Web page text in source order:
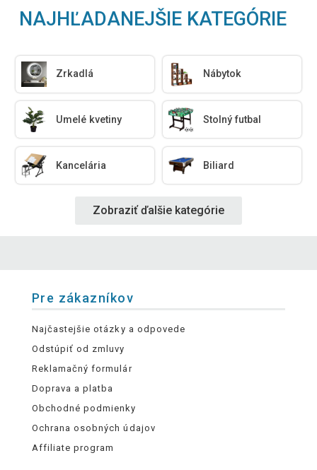
NAJHĽADANEJŠIE KATEGÓRIE
Zrkadlá Nábytok
Umelé kvetiny Stolný futbal
Kancelária Biliard
Zobraziť ďalšie kategórie
Pre zákazníkov
Najčastejšie otázky a odpovede
Odstúpiť od zmluvy
Reklamačný formulár
Doprava a platba
Obchodné podmienky
Ochrana osobných údajov
Affiliate program